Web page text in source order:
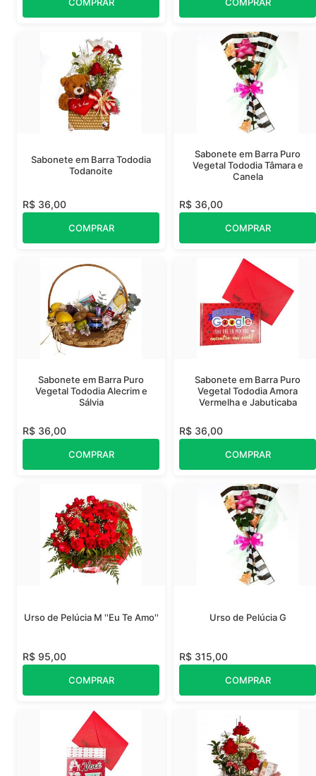
COMPRAR COMPRAR
Sabonete em Barra Tododia
Todanoite
R$ 36,00
COMPRAR
Sabonete em Barra Puro
Vegetal Tododia Tâmara e
Canela
R$ 36,00
COMPRAR
Sabonete em Barra Puro
Vegetal Tododia Alecrim e
Sálvia
R$ 36,00
COMPRAR
Sabonete em Barra Puro
Vegetal Tododia Amora
Vermelha e Jabuticaba
R$ 36,00
COMPRAR
Urso de Pelúcia M ''Eu Te Amo''
R$ 95,00
COMPRAR
Urso de Pelúcia G
R$ 315,00
COMPRAR